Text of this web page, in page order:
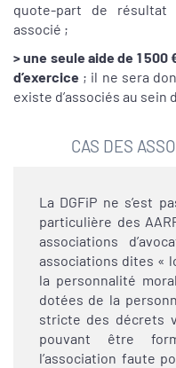
quote-part de résultat
associé ;
> une seule aide de 1 500
d’exercice ; il ne sera
existe d’associés au sein
CAS DES
La DGFiP ne s’est
particulière des
associations
associations dites «
la personnalité
dotées de la
stricte des décrets
pouvant être
l’association faute